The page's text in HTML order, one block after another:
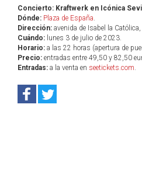
Concierto: Kraftwerk en Icónica
Dónde: Plaza de España.
Dirección: avenida de Isabel la
Cuándo: lunes 3 de julio de 2023.
Horario: a las 22 horas (apertura de
Precio: entradas entre 49,50 y 82,50
Entradas: a la venta en seetickets.com.